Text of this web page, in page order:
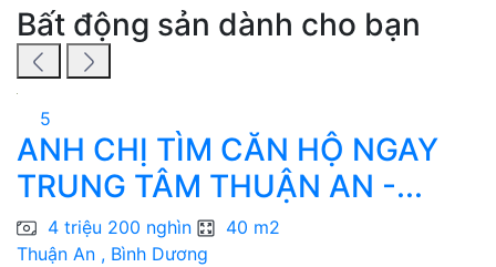
Bất động sản dành cho bạn
5
ANH CHỊ TÌM CĂN HỘ NGAY
TRUNG TÂM THUẬN AN -...
4 triệu 200 nghìn
40 m2
Thuận An , Bình Dương